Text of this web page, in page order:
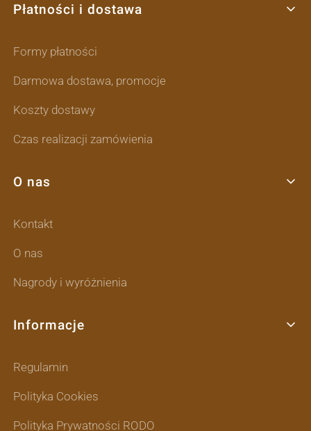
Płatności i dostawa
Formy płatności
Darmowa dostawa, promocje
Koszty dostawy
Czas realizacji zamówienia
O nas
Kontakt
O nas
Nagrody i wyróżnienia
Informacje
Regulamin
Polityka Cookies
Polityka Prywatności RODO